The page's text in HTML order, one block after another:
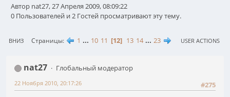
Автор nat27, 27 Апреля 2009, 08:09:22
0 Пользователей и 2 Гостей просматривают эту тему.
ВНИЗ Страницы 1 ... 10 11 12 13 14 ... 23 USER ACTIONS
nat27
Глобальный модератор
#275
22 Ноября 2010, 20:17:26